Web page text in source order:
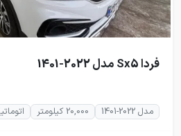
فردا Sx5 مدل 2022-1401
مدل 2022-1401 20,000 کیلومتر